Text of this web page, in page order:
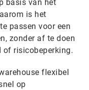
basis van het
is het
passen voor een
zonder af te doen
of risicobeperking.
flexibel
op